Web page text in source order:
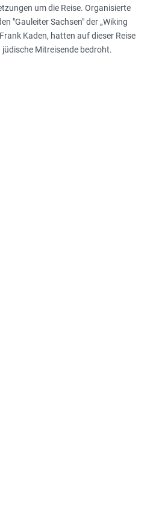
um die Reise. Organisierte
"Gauleiter Sachsen" der „Wiking
Kaden, hatten auf dieser Reise
Mitreisende bedroht.